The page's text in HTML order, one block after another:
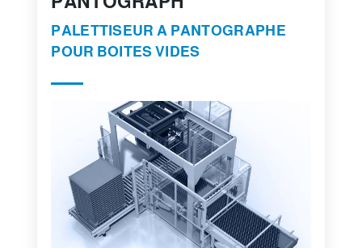
PALETTISEUR A PANTOGRAPHE
POUR BOITES VIDES